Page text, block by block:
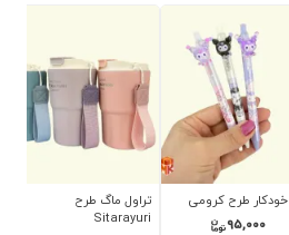
خودکار طرح کرومی
95,000
تراول ماگ طرح
Sitarayuri